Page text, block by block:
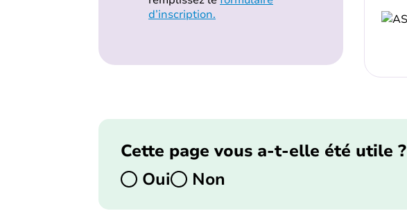
d’inscription.
Cette page vous a-t-elle été utile ?
Oui
Non